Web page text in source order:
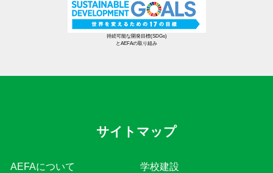
持続可能な開発目標(SDGs)
とAEFAの取り組み
サイトマップ
AEFAについて
学校建設